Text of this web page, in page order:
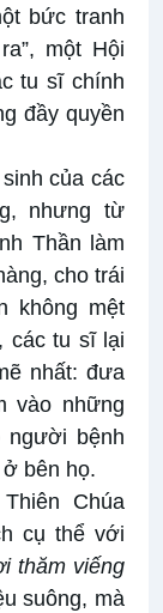
bức tranh
một Hội
tu sĩ chính
đầy quyền
của các
nhưng từ
Thần làm
cho trái
không mệt
các tu sĩ lại
nhất: đưa
vào những
người bệnh
bên họ.
Chúa
cụ thể với
thăm viếng
suông, mà